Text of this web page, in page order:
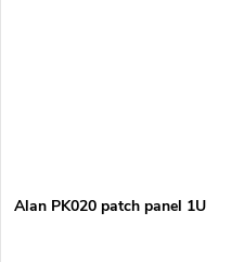
Alan PK020 patch panel 1U